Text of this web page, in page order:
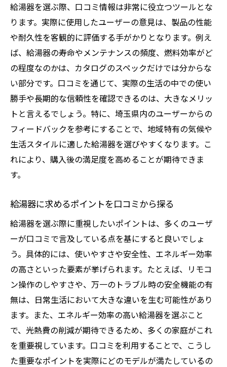
給湯器選びで役立つユーザーの経験談
埼玉県で人気の給湯器特徴を口コミから学
ぶ
ユーザーの声が語る給湯器の長所
給湯器の選び方、口コミからのアドバイス
口コミで見つける理想的な給湯器の秘密
理想的な給湯器の条件を口コミから探る
口コミから浮かび上がる給湯器の秘密
ユーザーの口コミで見つける給湯器の魅力
埼玉県の給湯器選びに役立つ口コミ情報
給湯器の秘密を口コミから紐解く
給湯器選びユーザーのリアルな体験談に学ぶ
リアルな体験談から学ぶ給湯器選び
ユーザーの体験が示す給湯器の選び方
給湯器選びで役立つ実際の使用者の声
体験談で分かる給湯器の実用性
給湯器の選択に影響を与えるユーザー経験
埼玉県のユーザー体験で考える給湯器選び
埼玉県内で評判の高い給湯器を探る
埼玉県での高評価給湯器の特徴
給湯器を選ぶ際、口コミ情報は非常に役立つツールとな
ります。実際に使用したユーザーの意見は、製品の性能
や耐久性を客観的に評価する手がかりとなります。例え
ば、給湯器の寿命やメンテナンスの頻度、燃料効率がど
の程度なのかは、カタログのスペックだけでは分からな
い部分です。口コミを通じて、実際の生活の中での使い
勝手や長期的な信頼性を確認できるのは、大きなメリッ
トと言えるでしょう。特に、埼玉県内のユーザーからの
フィードバックを参考にすることで、地域特有の気候や
生活スタイルに適した給湯器を選びやすくなります。こ
れにより、購入後の満足度を高めることが期待できま
す。
給湯器に求めるポイントを口コミから探る
給湯器を選ぶ際に重視したいポイントは、多くのユーザ
ーが口コミで言及している点を基にすると良いでしょ
う。具体的には、使いやすさや安全性、エネルギー効率
の高さといった要素が挙げられます。たとえば、リモコ
ン操作のしやすさや、万一のトラブル時の安全機能の有
無は、日常生活において大きな違いを生む可能性があり
ます。また、エネルギー効率の高い給湯器を選ぶこと
で、光熱費の削減が期待できるため、多くの家庭がこれ
を重要視しています。口コミを利用することで、こうし
た重要なポイントを実際にどのモデルが満たしているの